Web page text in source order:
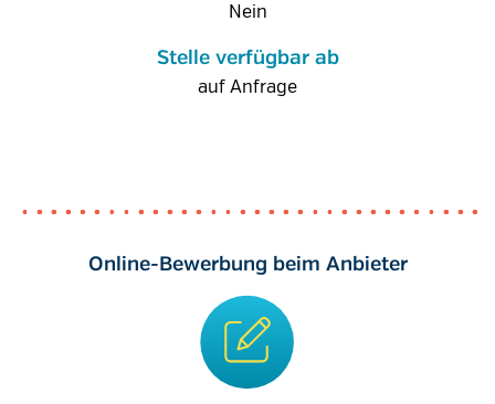
Nein
Stelle verfügbar ab
auf Anfrage
Online-Bewerbung beim Anbieter